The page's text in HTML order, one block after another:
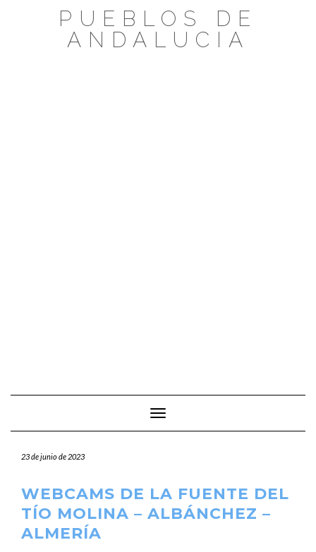
PUEBLOS DE
ANDALUCIA
Cambiar modo de navegación
23 de junio de 2023
WEBCAMS DE LA FUENTE DEL
TÍO MOLINA – ALBÁNCHEZ –
ALMERÍA